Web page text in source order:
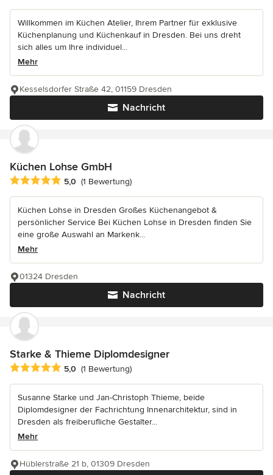
Willkommen im Küchen Atelier, Ihrem Partner für exklusive
Küchenplanung und Küchenkauf in Dresden. Bei uns dreht
sich alles um Ihre individuel...
Mehr
Nachricht
Kesselsdorfer Straße 42, 01159 Dresden
Küchen Lohse GmbH
Durchschnittliche Bewertung: 5 von 5 Sternen
5,0 (1 Bewertung)
Küchen Lohse in Dresden Großes Küchenangebot &
persönlicher Service Bei Küchen Lohse in Dresden finden Sie
eine große Auswahl an Markenk...
Mehr
Nachricht
01324 Dresden
Starke & Thieme Diplomdesigner
Durchschnittliche Bewertung: 5 von 5 Sternen
5,0 (1 Bewertung)
Susanne Starke und Jan-Christoph Thieme, beide
Diplomdesigner der Fachrichtung Innenarchitektur, sind in
Dresden als freiberufliche Gestalter...
Mehr
Hüblerstraße 21 b, 01309 Dresden